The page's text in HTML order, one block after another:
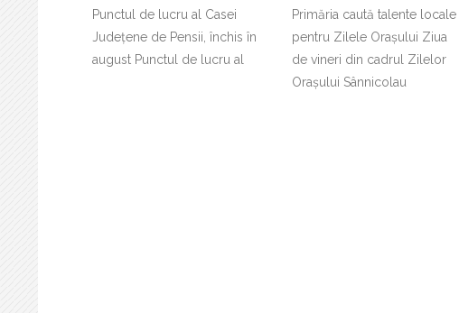
Punctul de lucru al Casei
Județene de Pensii, închis în
august Punctul de lucru al
Primăria caută talente locale
pentru Zilele Orașului Ziua
de vineri din cadrul Zilelor
Orașului Sânnicolau